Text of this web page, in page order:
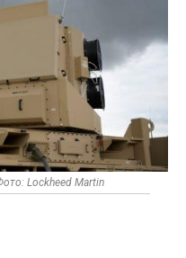
Lockheed Martin